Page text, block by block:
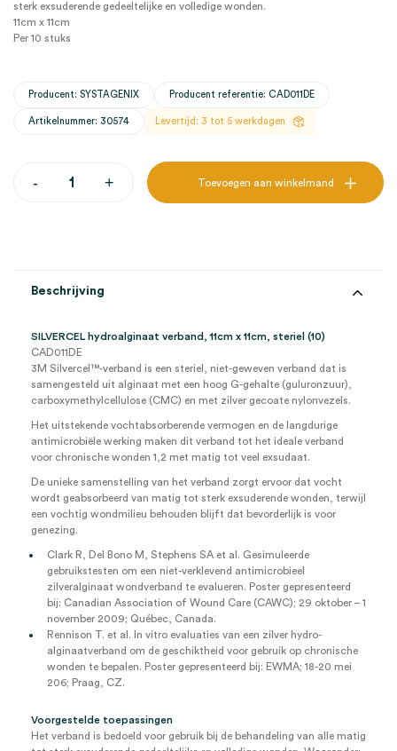
sterk exsuderende gedeeltelijke en volledige wonden.
11cm x 11cm
Per 10 stuks
Producent: SYSTAGENIX Producent referentie: CAD011DE
Artikelnummer: 30574 Levertijd: 3 tot 5 werkdagen
-SILVERCEL
(10)
+ Toevoegen aan winkelmand
Beschrijving
SILVERCEL hydroalginaat verband, 11cm x 11cm, steriel (10)
CAD011DE
3M Silvercel™-verband is een steriel, niet-geweven verband dat is
samengesteld uit alginaat met een hoog G-gehalte (guluronzuur),
carboxymethylcellulose (CMC) en met zilver gecoate nylonvezels.
Het uitstekende vochtabsorberende vermogen en de langdurige
antimicrobiële werking maken dit verband tot het ideale verband
voor chronische wonden 1,2 met matig tot veel exsudaat.
De unieke samenstelling van het verband zorgt ervoor dat vocht
wordt geabsorbeerd van matig tot sterk exsuderende wonden, terwijl
een vochtig wondmilieu behouden blijft dat bevorderlijk is voor
genezing.
Clark R, Del Bono M, Stephens SA et al. Gesimuleerde
gebruikstesten om een niet-verklevend antimicrobieel
zilveralginaat wondverband te evalueren. Poster gepresenteerd
bij: Canadian Association of Wound Care (CAWC); 29 oktober – 1
november 2009; Québec, Canada.
Rennison T. et al. In vitro evaluaties van een zilver hydro-
alginaatverband om de geschiktheid voor gebruik op chronische
wonden te bepalen. Poster gepresenteerd bij: EWMA; 18-20 mei
206; Praag, CZ.
Voorgestelde toepassingen
Het verband is bedoeld voor gebruik bij de behandeling van alle matig